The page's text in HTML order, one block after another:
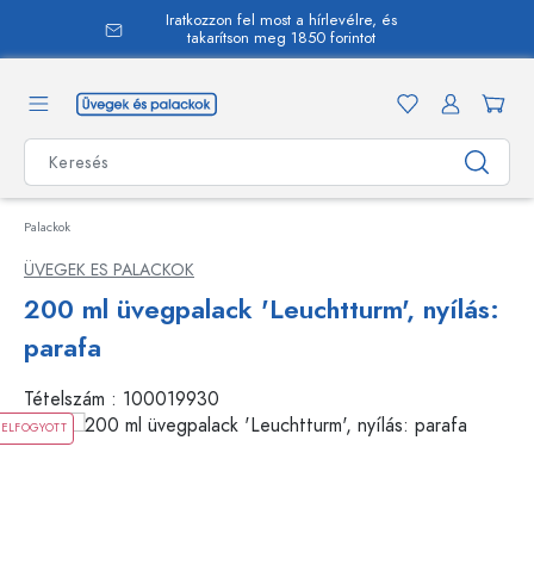
Iratkozzon fel most a hírlevélre, és
takarítson meg 1850 forintot
Palackok
ÜVEGEK ES PALACKOK
200 ml üvegpalack 'Leuchtturm', nyílás:
parafa
Tételszám : 100019930
ELFOGYOTT